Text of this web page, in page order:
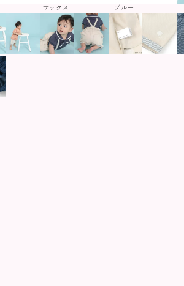
サックス ブルー